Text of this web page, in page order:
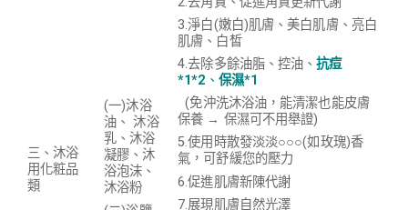
三、沐浴
用化粧品
類
(一)沐浴
油、 沐浴
乳、沐浴
凝膠、沐
浴泡沫、
沐浴粉
3.淨白(嫩白)肌膚、美白肌膚、亮白
肌膚、白皙
4.去除多餘油脂、控油、抗痘
*1*2 、 保濕*1
(免沖洗沐浴油，能清潔也能皮膚
保養 → 保濕可不用舉證)
5.使用時散發淡淡○○○(如玫瑰)香
氣，可舒緩您的壓力
6.促進肌膚新陳代謝
7.展現肌膚自然光澤